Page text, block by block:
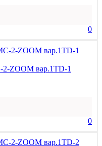
0
ZOOM вар.1TD-1
0